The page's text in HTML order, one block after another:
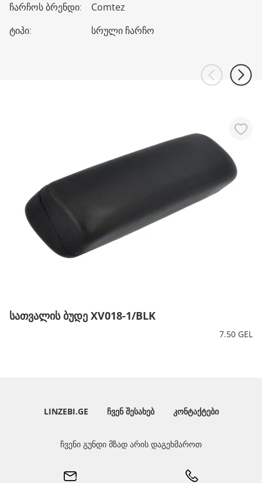
ჩარჩოს ბრენდი:
Comtez
ტიპი: სრული ჩარჩო
სათვალის ბუდე XV018-1/BLK
7.50 GEL
LINZEBI.GE ᲩᲕᲔᲜ ᲨᲔᲡᲐᲮᲔᲑ ᲙᲝᲜᲢᲐᲥᲢᲔᲑᲘ
ჩვენი გუნდი მზად არის დაგეხმაროთ